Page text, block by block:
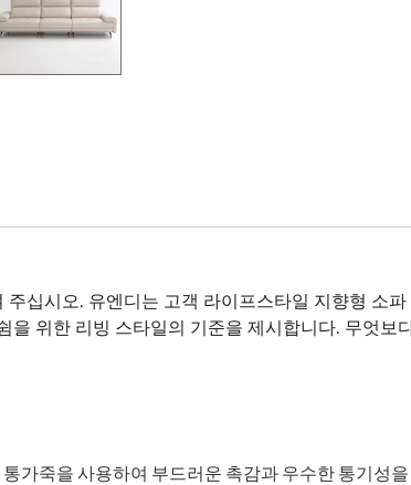
십시오. 유엔디는 고객 라이프스타일 지향형 소
위한 리빙 스타일의 기준을 제시합니다. 무엇
가죽을 사용하여 부드러운 촉감과 우수한 통기성